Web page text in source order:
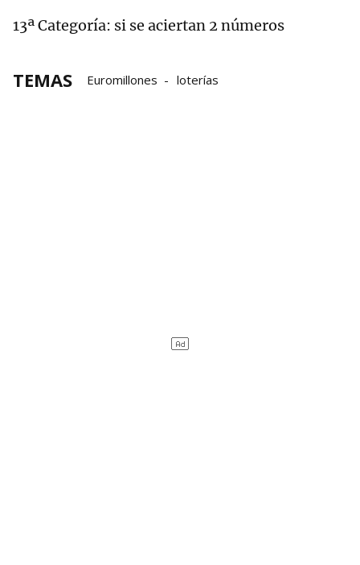
13ª Categoría: si se aciertan 2 números
TEMAS Euromillones loterías